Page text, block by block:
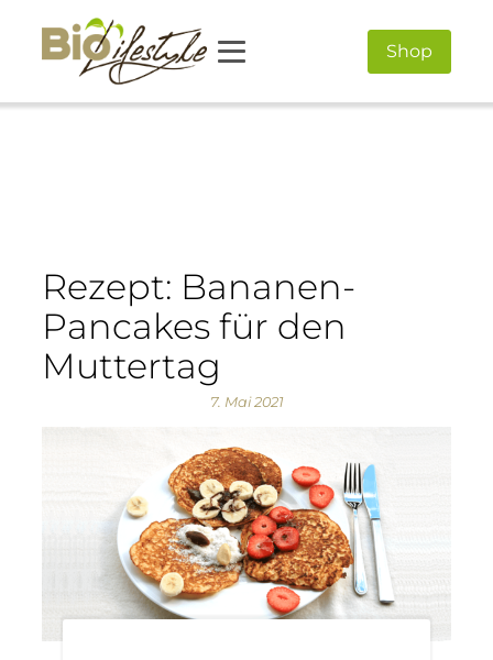
Shop
Rezept: Bananen-
Pancakes für den
Muttertag
7. Mai 2021